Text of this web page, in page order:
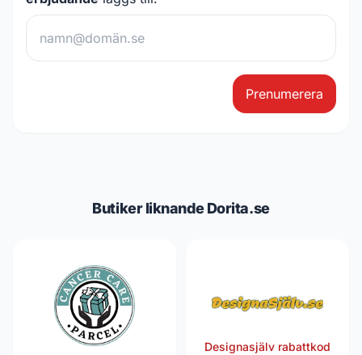
Prenumerera
Butiker liknande Dorita.se
Designasjälv rabattkod